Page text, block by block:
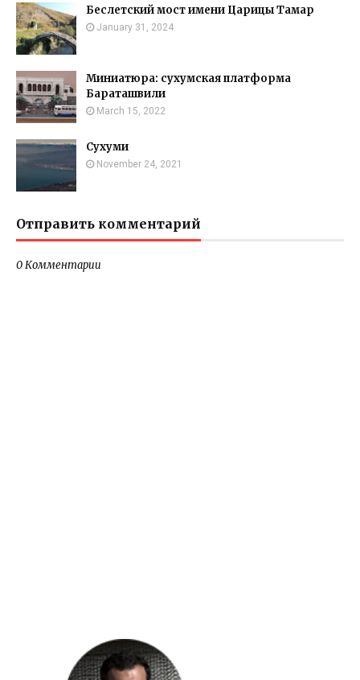
Беслетский мост имени Царицы Тамар
January 31, 2024
Миниатюра: сухумская платформа
Бараташвили
March 15, 2022
Сухуми
November 24, 2021
Отправить комментарий
0 Комментарии